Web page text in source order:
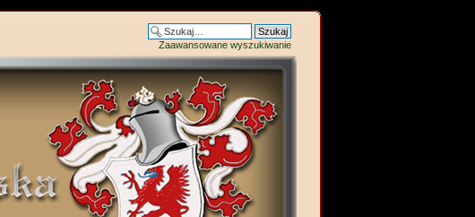
Zaawansowane wyszukiwanie